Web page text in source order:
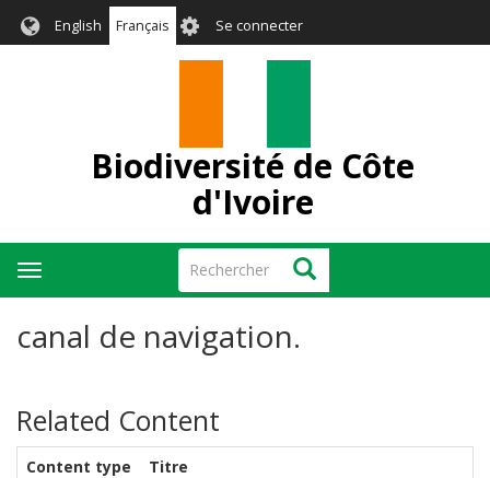
English Français User
account
Se connecter
Biodiversité de Côte
d'Ivoire
Rechercher Rechercher
Toggle
navigation
canal de navigation.
Related Content
Content type
Titre